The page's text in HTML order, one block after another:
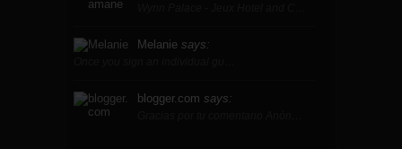
Melanie says:
blogger.com says: